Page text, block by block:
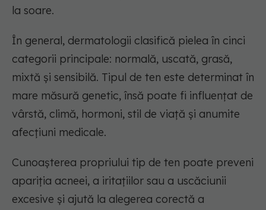
la soare.
În general, dermatologii clasifică pielea în cinci
categorii principale: normală, uscată, grasă,
mixtă și sensibilă. Tipul de ten este determinat în
mare măsură genetic, însă poate fi influențat de
vârstă, climă, hormoni, stil de viață și anumite
afecțiuni medicale.
Cunoașterea propriului tip de ten poate preveni
apariția acneei, a iritațiilor sau a uscăciunii
excesive și ajută la alegerea corectă a